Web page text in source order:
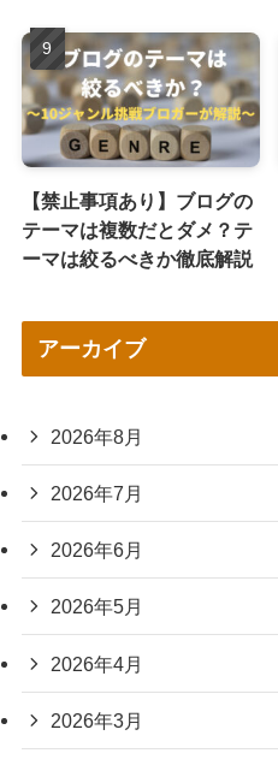
【禁止事項あり】ブログの
テーマは複数だとダメ？テ
ーマは絞るべきか徹底解説
アーカイブ
2026年8月
2026年7月
2026年6月
2026年5月
2026年4月
2026年3月